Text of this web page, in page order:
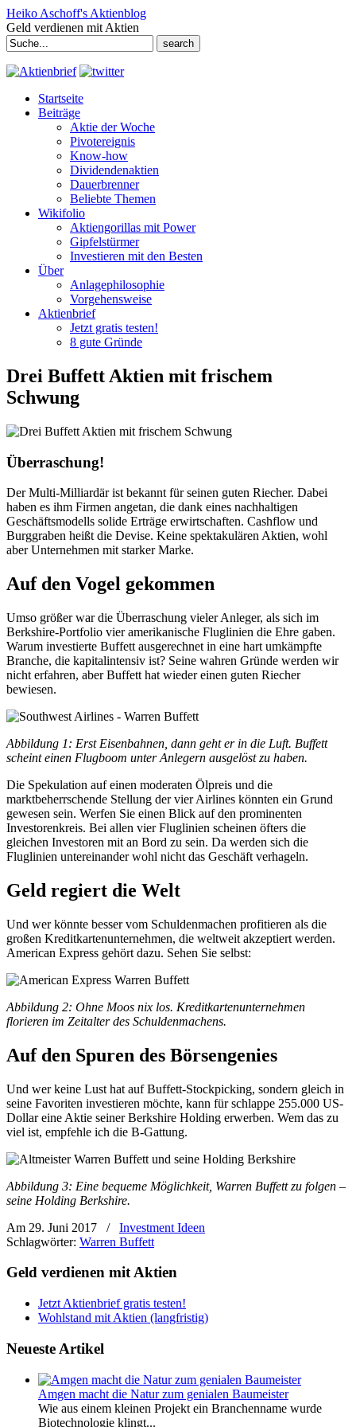
Heiko Aschoff's Aktienblog
Geld verdienen mit Aktien
Search
for:
Startseite
Beiträge
Aktie der Woche
Pivotereignis
Know-how
Dividendenaktien
Dauerbrenner
Beliebte Themen
Wikifolio
Aktiengorillas mit Power
Gipfelstürmer
Investieren mit den Besten
Über
Anlagephilosophie
Vorgehensweise
Aktienbrief
Jetzt gratis testen!
8 gute Gründe
Drei Buffett Aktien mit frischem
Schwung
Überraschung!
Der Multi-Milliardär ist bekannt für seinen guten Riecher. Dabei
haben es ihm Firmen angetan, die dank eines nachhaltigen
Geschäftsmodells solide Erträge erwirtschaften. Cashflow und
Burggraben heißt die Devise. Keine spektakulären Aktien, wohl
aber Unternehmen mit starker Marke.
Auf den Vogel gekommen
Umso größer war die Überraschung vieler Anleger, als sich im
Berkshire-Portfolio vier amerikanische Fluglinien die Ehre gaben.
Warum investierte Buffett ausgerechnet in eine hart umkämpfte
Branche, die kapitalintensiv ist? Seine wahren Gründe werden wir
nicht erfahren, aber Buffett hat wieder einen guten Riecher
bewiesen.
Abbildung 1: Erst Eisenbahnen, dann geht er in die Luft. Buffett
scheint einen Flugboom unter Anlegern ausgelöst zu haben.
Die Spekulation auf einen moderaten Ölpreis und die
marktbeherrschende Stellung der vier Airlines könnten ein Grund
gewesen sein. Werfen Sie einen Blick auf den prominenten
Investorenkreis. Bei allen vier Fluglinien scheinen öfters die
gleichen Investoren mit an Bord zu sein. Da werden sich die
Fluglinien untereinander wohl nicht das Geschäft verhageln.
Geld regiert die Welt
Und wer könnte besser vom Schuldenmachen profitieren als die
großen Kreditkartenunternehmen, die weltweit akzeptiert werden.
American Express gehört dazu. Sehen Sie selbst:
Abbildung 2: Ohne Moos nix los. Kreditkartenunternehmen
florieren im Zeitalter des Schuldenmachens.
Auf den Spuren des Börsengenies
Und wer keine Lust hat auf Buffett-Stockpicking, sondern gleich in
seine Favoriten investieren möchte, kann für schlappe 255.000 US-
Dollar eine Aktie seiner Berkshire Holding erwerben. Wem das zu
viel ist, empfehle ich die B-Gattung.
Abbildung 3: Eine bequeme Möglichkeit, Warren Buffett zu folgen –
seine Holding Berkshire.
Am 29. Juni 2017
/
Investment Ideen
Schlagwörter: Warren Buffett
Geld verdienen mit Aktien
Jetzt Aktienbrief gratis testen!
Wohlstand mit Aktien (langfristig)
Neueste Artikel
Amgen macht die Natur zum genialen Baumeister
Wie aus einem kleinen Projekt ein Branchenname wurde
Biotechnologie klingt...